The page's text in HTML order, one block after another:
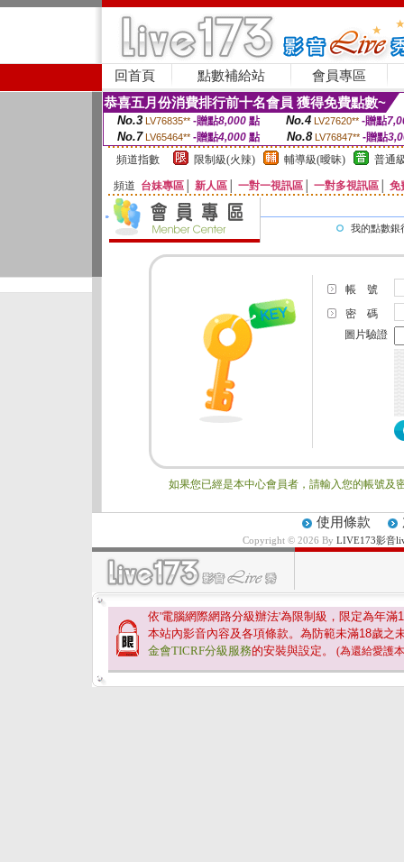
回首頁 點數補給站 會員專區
恭喜五月份消費排行前十名會員 獲得免費點數~
No.3 LV76835** -贈點8,000點 No.4 LV27620** -贈點
No.7 LV65464** -贈點4,000 點 No.8 LV76847** -贈點
頻道指數
限制級(火辣) 輔導級(曖昧) 普通
頻道 台妹專區 新人區 一對一視訊區 一對多視訊區 免
我的點數銀
帳 號
密 碼
圖片驗證
如果您已經是本中心會員者，請輸入您的帳號及
使用條款
Copyright © 2026 By LIVE173影音
依'電腦網際網路分級辦法'為限制級，限定為年滿
本站內影音內容及各項條款。為防範未滿18歲之
金會TICRF分級服務的安裝與設定。 (為還給愛護